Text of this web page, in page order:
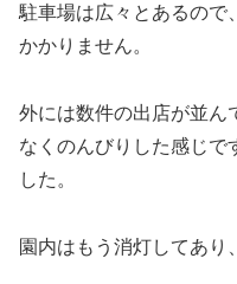
駐車場は広々とあるので
かかりません。
外には数件の出店が並ん
なくのんびりした感じで
した。
園内はもう消灯してあり